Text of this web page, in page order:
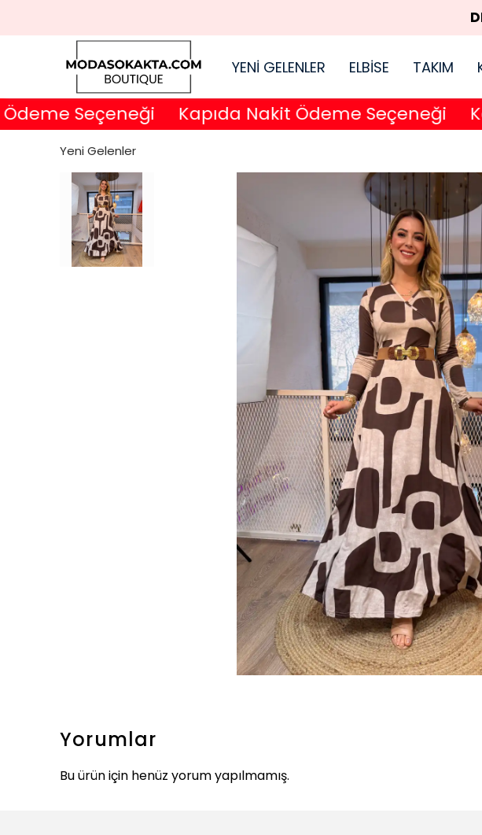
YENİ GELENLER ELBİSE TAKIM
Seçeneği Kapıda Nakit Ödeme Seçeneği
Yeni Gelenler
Yorumlar
Bu ürün için henüz yorum yapılmamış.